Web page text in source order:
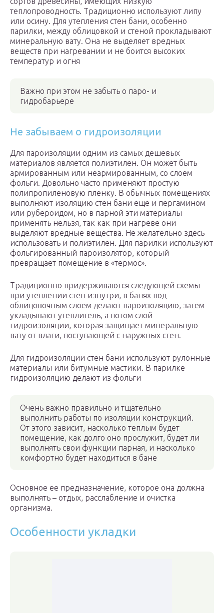
теплопроводность. Традиционно используют липу
или осину. Для утепления стен бани, особенно
парилки, между облицовкой и стеной прокладывают
минеральную вату. Она не выделяет вредных
веществ при нагревании и не боится высоких
температур и огня
Важно при этом не забыть о паро- и
гидробарьере
Не забываем о гидроизоляции
Для пароизоляции одним из самых дешевых
материалов является полиэтилен. Он может быть
армированным или неармированным, со слоем
фольги. Довольно часто применяют простую
полипропиленовую пленку. В обычных помещениях
выполняют изоляцию стен бани еще и пергамином
или рубероидом, но в парной эти материалы
применять нельзя, так как при нагреве они
выделяют вредные вещества. Не желательно здесь
использовать и полиэтилен. Для парилки используют
фольгированный пароизолятор, который
превращает помещение в «термос».
Традиционно придерживаются следующей схемы
при утеплении стен изнутри, в банях под
облицовочным слоем делают пароизоляцию, затем
укладывают утеплитель, а потом слой
гидроизоляции, которая защищает минеральную
вату от влаги, поступающей с наружных стен.
Для гидроизоляции стен бани используют рулонные
материалы или битумные мастики. В парилке
гидроизоляцию делают из фольги
Очень важно правильно и тщательно
выполнить работы по изоляции конструкций.
От этого зависит, насколько теплым будет
помещение, как долго оно прослужит, будет ли
выполнять свои функции парная, и насколько
комфортно будет находиться в бане
Основное ее предназначение, которое она должна
выполнять – отдых, расслабление и очистка
организма.
Особенности укладки